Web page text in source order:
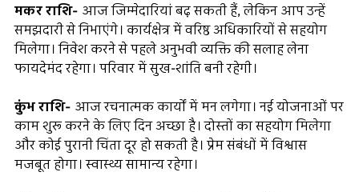
मकर राशि- आज जिम्मेदारियां बढ़ सकती हैं, लेकिन आप उन्हें
समझदारी से निभाएंगे। कार्यक्षेत्र में वरिष्ठ अधिकारियों से सहयोग
मिलेगा। निवेश करने से पहले अनुभवी व्यक्ति की सलाह लेना
फायदेमंद रहेगा। परिवार में सुख-शांति बनी रहेगी।
कुंभ राशि- आज रचनात्मक कार्यों में मन लगेगा। नई योजनाओं पर
काम शुरू करने के लिए दिन अच्छा है। दोस्तों का सहयोग मिलेगा
और कोई पुरानी चिंता दूर हो सकती है। प्रेम संबंधों में विश्वास
मजबूत होगा। स्वास्थ्य सामान्य रहेगा।